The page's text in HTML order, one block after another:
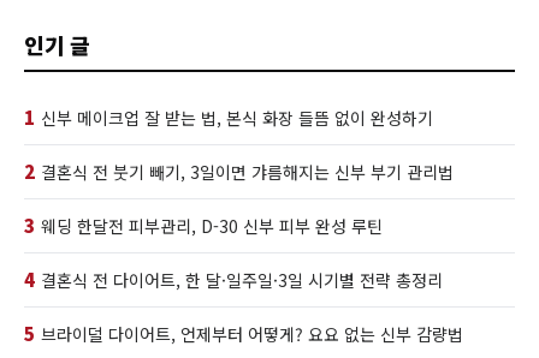
인기 글
1 신부 메이크업 잘 받는 법, 본식 화장 들뜸 없이 완성하기
2 결혼식 전 붓기 빼기, 3일이면 갸름해지는 신부 부기 관리법
3 웨딩 한달전 피부관리, D-30 신부 피부 완성 루틴
4 결혼식 전 다이어트, 한 달·일주일·3일 시기별 전략 총정리
5 브라이덜 다이어트, 언제부터 어떻게? 요요 없는 신부 감량법